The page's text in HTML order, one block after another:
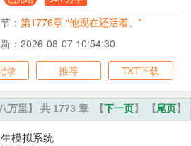
： 第1776章 “他现在还活着。”
：2026-08-07 10:54:30
录 推荐 TXT下载
【下一页】 【尾页】
万里】 共 1773 章
模拟系统